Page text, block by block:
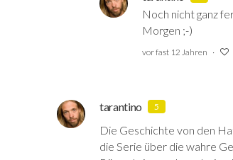
Noch nicht ganz
Morgen ;-)
vor fast 12 Jahren
tarantino 5
Die Geschichte von den
die Serie über die wahre